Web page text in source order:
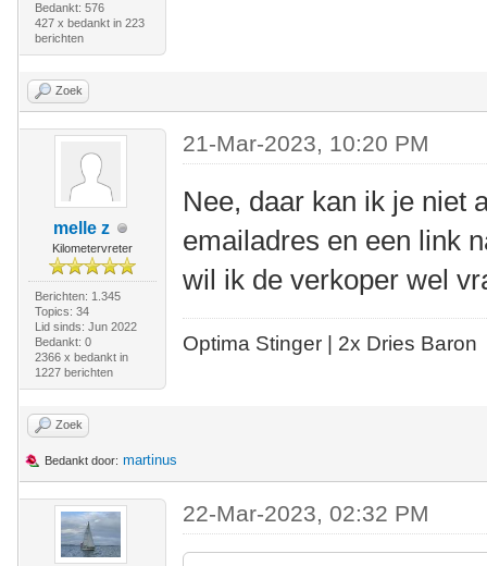
Bedankt: 576
427 x bedankt in 223
berichten
Zoek
melle z
Kilometervreter
Berichten: 1.345
Topics: 34
Lid sinds: Jun 2022
Bedankt: 0
2366 x bedankt in
1227 berichten
21-Mar-2023, 10:20 PM
Nee, daar kan ik je niet
emailadres en een link
wil ik de verkoper wel
Optima Stinger | 2x Dries Baron
Zoek
Bedankt door: martinus
22-Mar-2023, 02:32 PM